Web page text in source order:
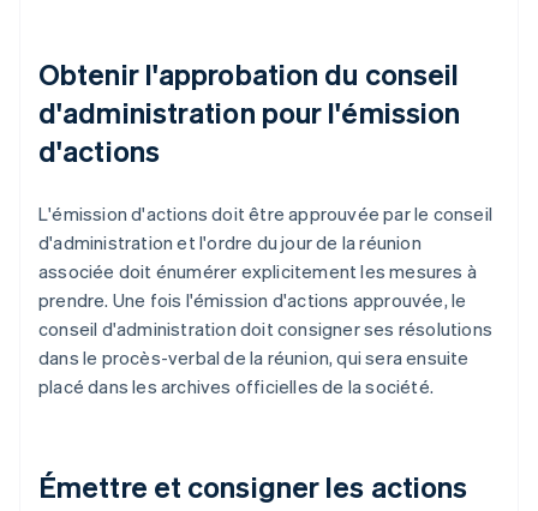
Obtenir l'approbation du conseil
d'administration pour l'émission
d'actions
L'émission d'actions doit être approuvée par le conseil
d'administration et l'ordre du jour de la réunion
associée doit énumérer explicitement les mesures à
prendre. Une fois l'émission d'actions approuvée, le
conseil d'administration doit consigner ses résolutions
dans le procès-verbal de la réunion, qui sera ensuite
placé dans les archives officielles de la société.
Émettre et consigner les actions